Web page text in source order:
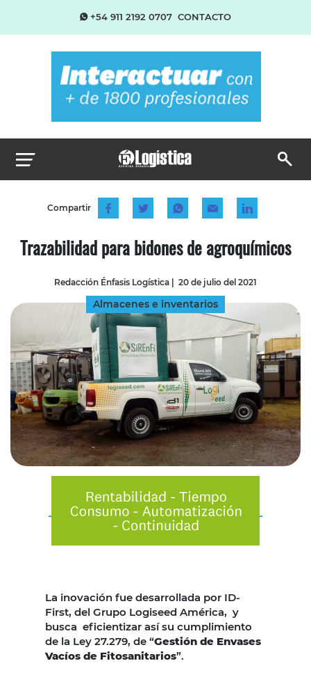
+54 911 2192 0707 CONTACTO
Compartir
Trazabilidad para bidones de agroquímicos
Redacción Énfasis Logística | 20 de julio del 2021
Almacenes e inventarios
La inovación fue desarrollada por ID-
First, del Grupo Logiseed América, y
busca eficientizar así su cumplimiento
de la Ley 27.279, de “Gestión de Envases
Vacíos de Fitosanitarios”.